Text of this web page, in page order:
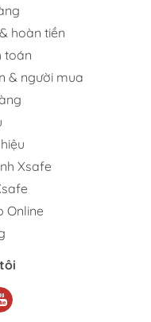
hoàn tiền
toán
& người mua
Xsafe
Online